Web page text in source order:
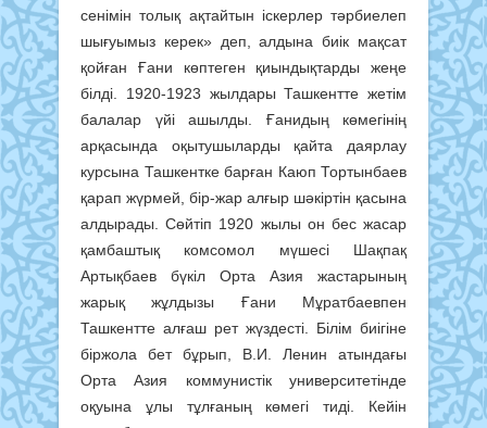
сенімін толық ақтайтын іскерлер тәрбиелеп
шығуымыз керек» деп, алдына биік мақсат
қойған Ғани көптеген қиындықтарды жеңе
білді. 1920-1923 жылдары Ташкентте жетім
балалар үйі ашылды. Ғанидың көмегінің
арқасында оқытушыларды қайта даярлау
курсына Ташкентке барған Каюп Тортынбаев
қарап жүрмей, бір-жар алғыр шәкіртін қасына
алдырады. Сөйтіп 1920 жылы он бес жасар
қамбаштық комсомол мүшесі Шақпақ
Артықбаев бүкіл Орта Азия жастарының
жарық жұлдызы Ғани Мұратбаевпен
Ташкентте алғаш рет жүздесті. Білім биігіне
біржола бет бұрып, В.И. Ленин атындағы
Орта Азия коммунистік университетінде
оқуына ұлы тұлғаның көмегі тиді. Кейін